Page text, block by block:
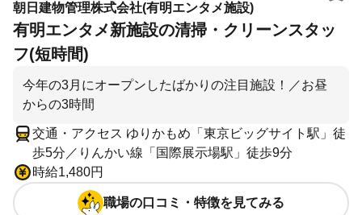
朝日建物管理株式会社(有明エンタメ施設)
有明エンタメ新施設の清掃・クリーンスタッ
フ(短時間)
今年の3月にオープンしたばかりの注目施設！／お昼
からの3時間
交通・アクセス ゆりかもめ「東京ビッグサイト駅」徒
歩5分／りんかい線「国際展示場駅」徒歩9分
時給1,480円
職場の口コミ・特徴を見てみる